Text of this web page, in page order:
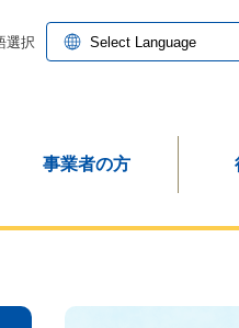
選択
事業者の方